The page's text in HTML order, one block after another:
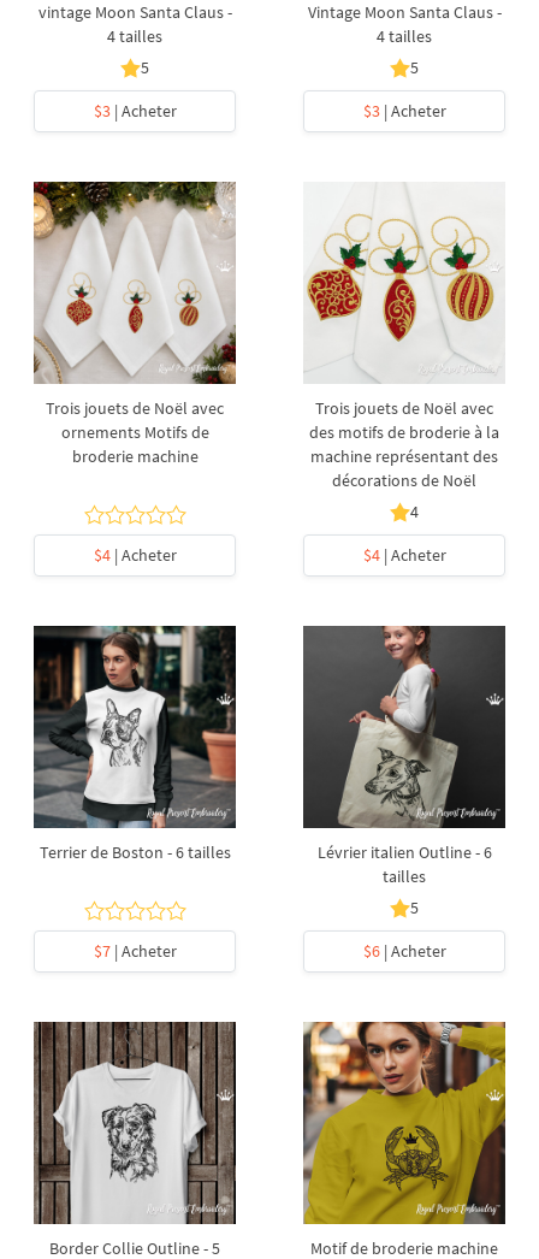
vintage Moon Santa Claus -
4 tailles
5
$3| Acheter
Vintage Moon Santa Claus -
4 tailles
5
$3| Acheter
Trois jouets de Noël avec
ornements Motifs de
broderie machine
$4| Acheter
Trois jouets de Noël avec
des motifs de broderie à la
machine représentant des
décorations de Noël
4
$4| Acheter
Terrier de Boston - 6 tailles
$7| Acheter
Lévrier italien Outline - 6
tailles
5
$6| Acheter
Border Collie Outline - 5 Motif de broderie machine